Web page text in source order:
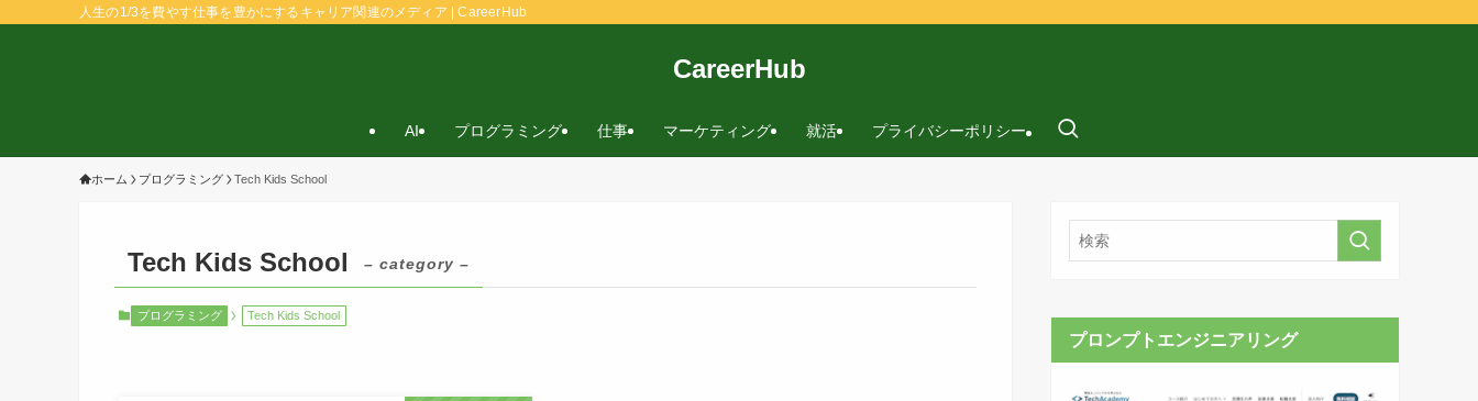
人生の1/3を費やす仕事を豊かにするキャリア関連のメディア | CareerHub
CareerHub
AI プログラミング 仕事 マーケティング 就活 プライバシーポリシー
ホーム プログラミング Tech Kids School
Tech Kids School – category –
プログラミング Tech Kids School
プロンプトエンジニアリング